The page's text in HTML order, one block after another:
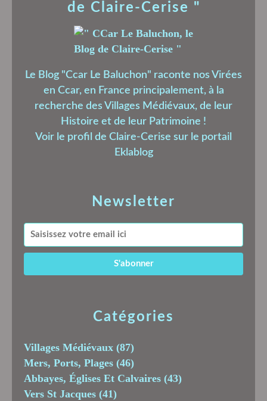
Newsletter
Catégories
Villages Médiévaux (87)
Mers, Ports, Plages (46)
Abbayes, Églises Et Calvaires (43)
Vers St Jacques (41)
de Claire-Cerise "
Le Blog "Ccar Le Baluchon" raconte nos Virées
en Ccar, en France principalement, à la
recherche des Villages Médiévaux, de leur
Histoire et de leur Patrimoine !
Voir le profil de Claire-Cerise sur le portail
Eklablog